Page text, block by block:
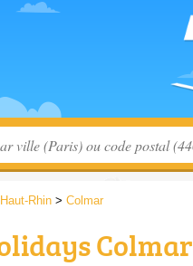
Haut-Rhin > Colmar
Colmar